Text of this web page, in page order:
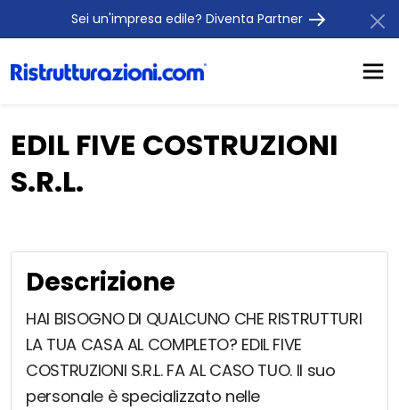
Sei un'impresa edile? Diventa Partner
EDIL FIVE COSTRUZIONI
S.R.L.
Descrizione
HAI BISOGNO DI QUALCUNO CHE RISTRUTTURI
LA TUA CASA AL COMPLETO? EDIL FIVE
COSTRUZIONI S.R.L. FA AL CASO TUO. Il suo
personale è specializzato nelle